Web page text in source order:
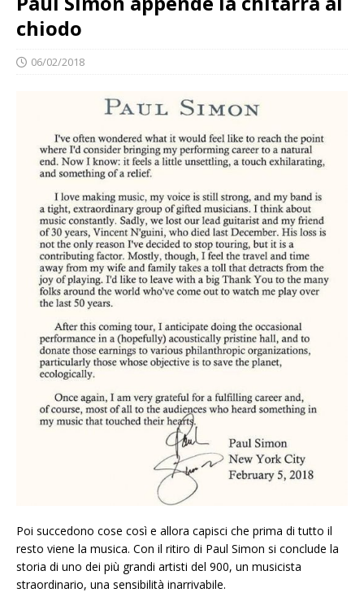
chiodo
06/02/2018
Poi succedono cose così e allora capisci che prima di tutto il
resto viene la musica. Con il ritiro di Paul Simon si conclude la
storia di uno dei più grandi artisti del 900, un musicista
straordinario, una sensibilità inarrivabile.